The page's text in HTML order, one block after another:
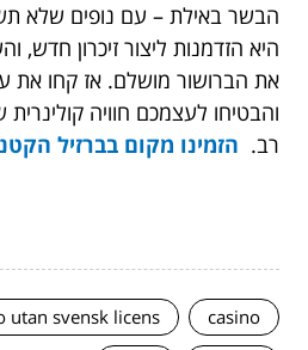
הבשר באילת – עם נופים שלא
היא הזדמנות ליצור זיכרון
את הברושור מושלם. אז קחו את
והבטיחו לעצמכם חוויה
רב. הזמינו מקום בברזיל
casino
utan svensk licens